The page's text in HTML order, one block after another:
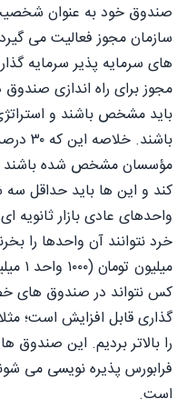
صندوق خود به عنوان
سازمان مجوز فعالیت می
های سرمایه پذیر سرمایه
مجوز برای راه اندازی
باید مشخص باشند و
مؤسسان مشخص شده باشند و
کند و این ها باید حداقل
واحدهای عادی بازار ثانویه
کس نتواند در صندوق های
گذاری قابل افزایش است؛
را بالاتر بردیم. این صندوق
فرابورس پذیره نویسی می
است.